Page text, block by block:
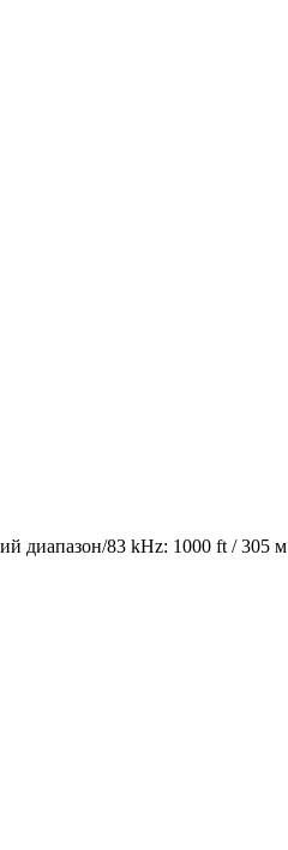
диапазон/83 kHz: 1000 ft / 305 м